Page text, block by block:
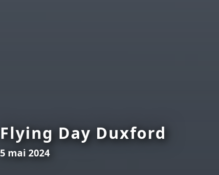
Flying Day Duxford
5 mai 2024